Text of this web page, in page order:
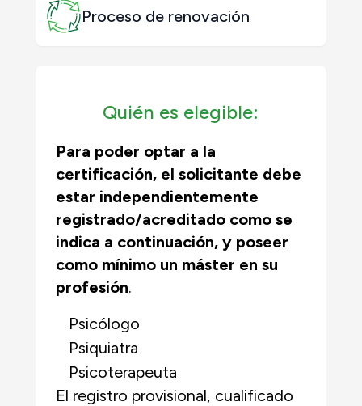
Proceso de renovación
Quién es elegible:
Para poder optar a la
certificación, el solicitante debe
estar independientemente
registrado/acreditado como se
indica a continuación, y poseer
como mínimo un máster en su
profesión.
Psicólogo
Psiquiatra
Psicoterapeuta
El registro provisional, cualificado